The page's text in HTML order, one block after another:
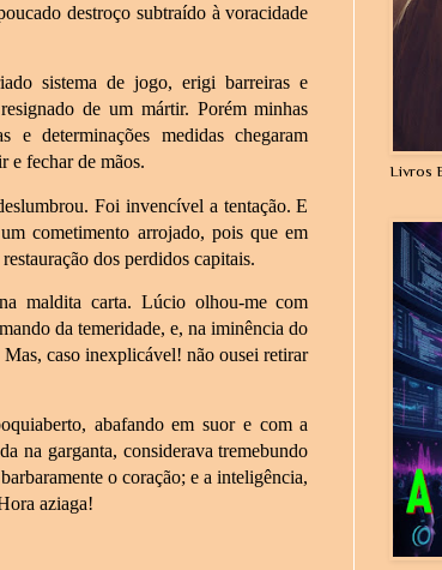
destroço subtraído à voracidade
sistema de jogo, erigi barreiras e
de um mártir. Porém minhas
e determinações medidas chegaram
e fechar de mãos.
Foi invencível a tentação. E
cometimento arrojado, pois que em
dos perdidos capitais.
maldita carta. Lúcio olhou-me com
da temeridade, e, na iminência do
caso inexplicável! não ousei retirar
abafando em suor e com a
na garganta, considerava tremebundo
o coração; e a inteligência,
aziaga!
Livros